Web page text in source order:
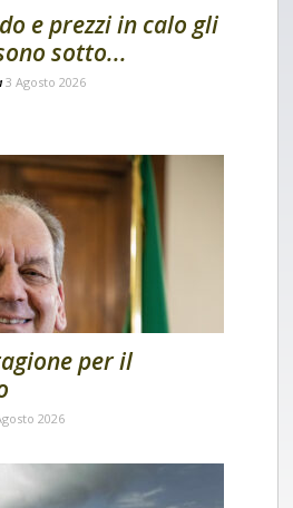
e prezzi in calo gli
sotto...
3 Agosto 2026
per il
2026